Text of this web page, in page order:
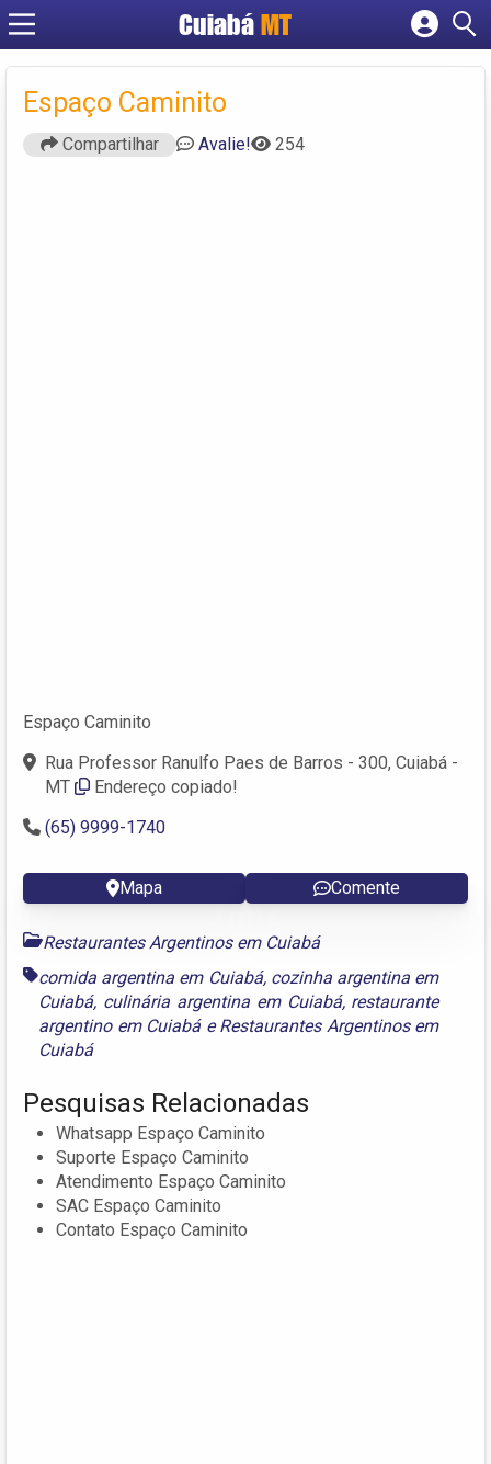
Cuiabá MT
Cadastrar empresa
Criar conta
Espaço Caminito
Compartilhar Avalie! 254
Espaço Caminito
Rua Professor Ranulfo Paes de Barros - 300, Cuiabá -
MT
Endereço copiado!
(65) 9999-1740
Mapa Comente
Restaurantes Argentinos em Cuiabá
comida argentina em Cuiabá, cozinha argentina em
Cuiabá, culinária argentina em Cuiabá, restaurante
argentino em CuiabáeRestaurantes Argentinos em
Cuiabá
Pesquisas Relacionadas
Whatsapp Espaço Caminito
Suporte Espaço Caminito
Atendimento Espaço Caminito
SAC Espaço Caminito
Contato Espaço Caminito